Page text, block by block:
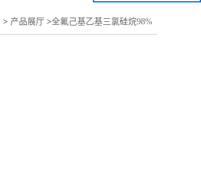
> 产品展厅 >全氟己基乙基三氯硅烷98%